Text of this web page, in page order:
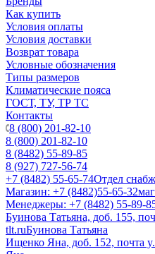
Как купить
Условия оплаты
Условия доставки
Возврат товара
Условные обозначения
Типы размеров
Климатические пояса
ГОСТ, ТУ, ТР ТС
Контакты
8 (800) 201-82-10
8 (800) 201-82-10
8 (8482) 55-89-85
8 (927) 727-56-74
+7 (8482) 55-65-74Отдел
Магазин: +7 (8482)55-65-32
Менеджеры: +7 (8482) 55-89-
Буинова Татьяна, доб. 155,
tlt.ruБуинова Татьяна
Ищенко Яна, доб. 152, почта